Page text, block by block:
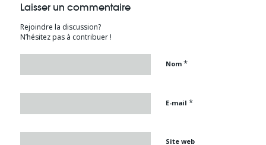
Laisser un commentaire
Rejoindre la discussion?
N’hésitez pas à contribuer !
Nom *
E-mail *
Site web